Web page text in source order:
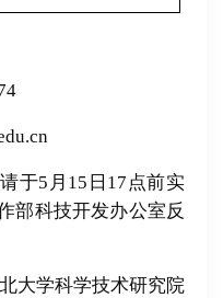
于5月15日17点前实
部科技开发办公室反
大学科学技术研究院